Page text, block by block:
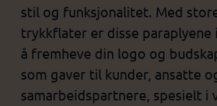
stil og funksjonalitet. Med
trykkflater er disse paraplyene
å fremheve din logo og
som gaver til kunder, ansatte
samarbeidspartnere, spesielt